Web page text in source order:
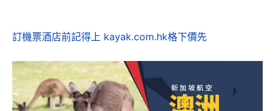
訂機票酒店前記得上 kayak.com.hk格下價先